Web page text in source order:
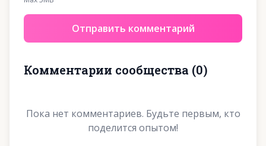
Отправить комментарий
Комментарии сообщества (0)
Пока нет комментариев. Будьте первым, кто
поделится опытом!